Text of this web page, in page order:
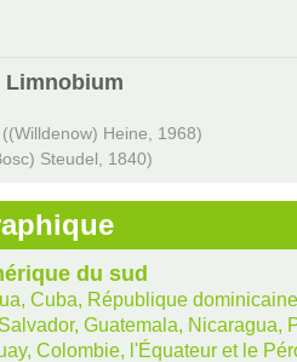
Limnobium
((Willdenow) Heine, 1968)
Steudel, 1840)
du sud
Cuba, République
Guatemala, Nicaragua,
Colombie, l'Équateur et le